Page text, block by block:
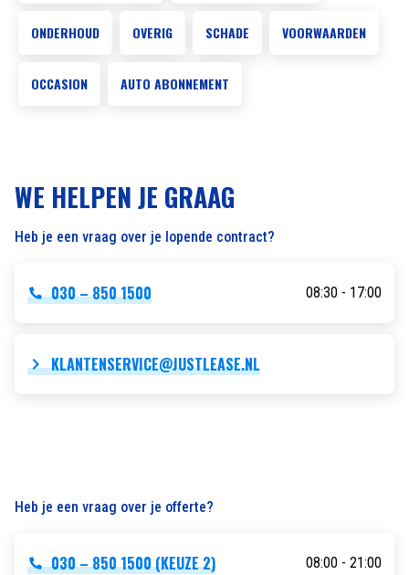
ONDERHOUD OVERIG SCHADE VOORWAARDEN
OCCASION AUTO ABONNEMENT
WE HELPEN JE GRAAG
Heb je een vraag over je lopende contract?
030 – 850 1500 08:30 - 17:00
KLANTENSERVICE@JUSTLEASE.NL
Heb je een vraag over je offerte?
030 – 850 1500 (KEUZE 2) 08:00 - 21:00